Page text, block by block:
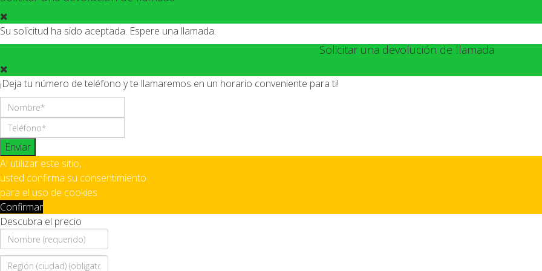
Su solicitud ha sido aceptada. Espere una llamada.
Solicitar una devolución de llamada
¡Deja tu número de teléfono y te llamaremos en un horario conveniente para ti!
Enviar
Al utilizar este sitio,
usted confirma su consentimiento
para el uso de cookies.
Confirmar
Descubra el precio